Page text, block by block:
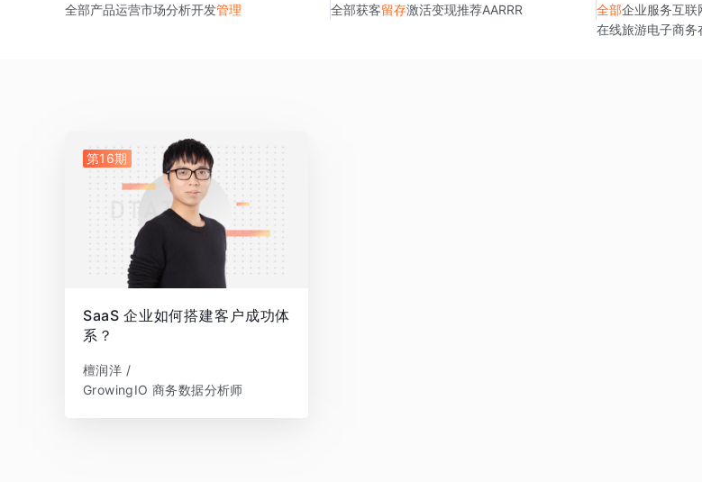
全部产品运营市场分析开发管理 全部获客留存激活变现推荐AARRR 全部企业服务互联
在线旅游电子商务
第16期
SaaS 企业如何搭建客户成功体
系？
檀润洋 /
GrowingIO 商务数据分析师